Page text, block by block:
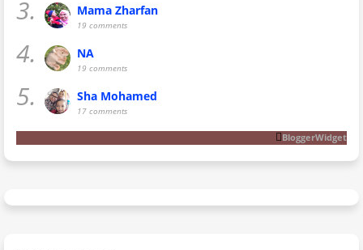
3. Mama Zharfan
19 comments
4. NA
19 comments
5. Sha Mohamed
17 comments
BloggerWidget